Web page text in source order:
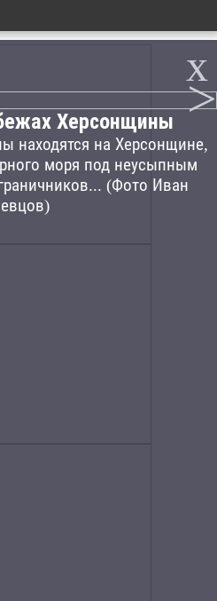
x
>
Херсонщины
находятся на Херсонщине,
моря под неусыпным
(Фото Иван